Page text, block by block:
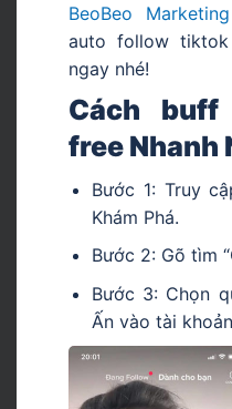
BeoBeo Marketing
auto follow
ngay nhé!
Cách
free Nhanh
Bước 1: Truy
Khám Phá.
Bước 2: Gõ tìm
Bước 3: Chọn
Ấn vào tài